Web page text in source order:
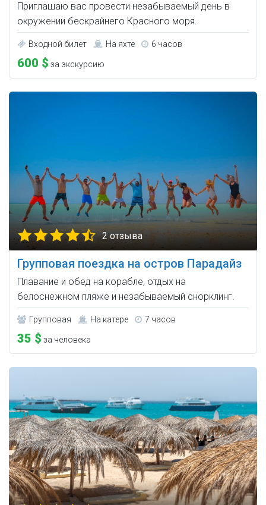
Приглашаю вас провести незабываемый день в
окружении бескрайнего Красного моря.
Входной билет На яхте 6 часов
600 $ за экскурсию
2 отзыва
Групповая поездка на остров Парадайз
Плавание и обед на корабле, отдых на
белоснежном пляже и незабываемый снорклинг.
Групповая На катере 7 часов
35 $ за человека